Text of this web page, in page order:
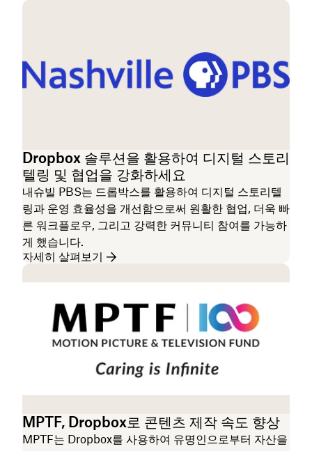
Dropbox 솔루션을 활용하여 디지털 스토리
텔링 및 협업을 강화하세요
내슈빌 PBS는 드롭박스를 활용하여 디지털 스토리텔
링과 운영 효율성을 개선함으로써 원활한 협업, 더욱 빠
른 워크플로우, 그리고 강력한 커뮤니티 참여를 가능하
게 했습니다.
자세히 살펴보기
MPTF, Dropbox로 콘텐츠 제작 속도 향상
MPTF는 Dropbox를 사용하여 유명인으로부터 자산을